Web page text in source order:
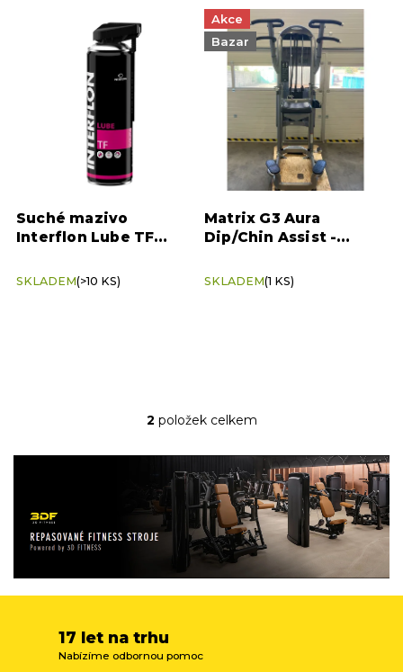
Interflon
Matrix Fitness 1
t
ů
Suché mazivo
Interflon Lube TF
SKLADEM(>10 KS)
Akce
Bazar
Matrix G3 Aura
Dip/Chin Assist -
SKLADEM(1 KS)
O
l
á
d
a
c
í
r
v
v
2 položek celkem
17 let na trhu
Nabízíme odbornou pomoc